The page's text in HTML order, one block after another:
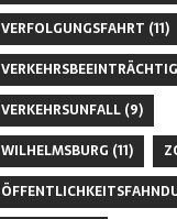
VERFOLGUNGSFAHRT (11)
VERKEHRSUNFALL(9)
WILHELMSBURG (11)